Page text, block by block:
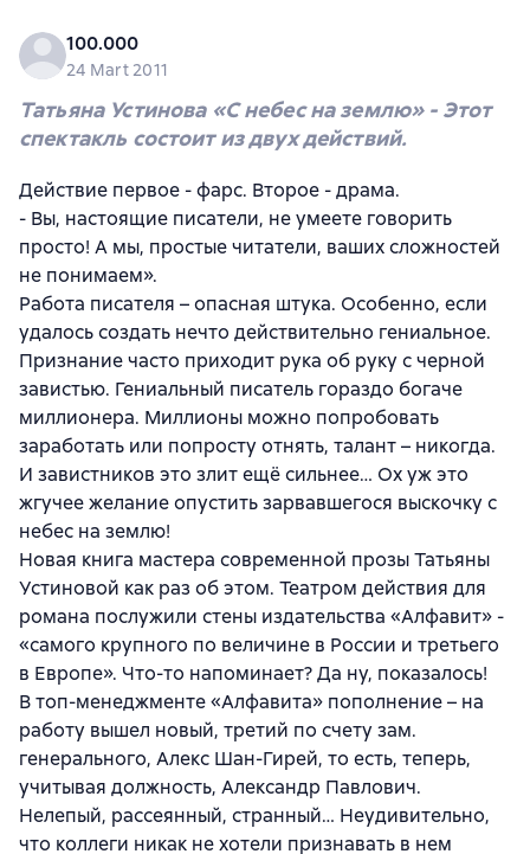
100.000
24 Mart 2011
Татьяна Устинова «С небес на землю» - Этот
спектакль состоит из двух действий.
Действие первое - фарс. Второе - драма.
- Вы, настоящие писатели, не умеете говорить
просто! А мы, простые читатели, ваших сложностей
не понимаем».
Работа писателя – опасная штука. Особенно, если
удалось создать нечто действительно гениальное.
Признание часто приходит рука об руку с черной
завистью. Гениальный писатель гораздо богаче
миллионера. Миллионы можно попробовать
заработать или попросту отнять, талант – никогда.
И завистников это злит ещё сильнее… Ох уж это
жгучее желание опустить зарвавшегося выскочку с
небес на землю!
Новая книга мастера современной прозы Татьяны
Устиновой как раз об этом. Театром действия для
романа послужили стены издательства «Алфавит» -
«самого крупного по величине в России и третьего
в Европе». Что-то напоминает? Да ну, показалось!
В топ-менеджменте «Алфавита» пополнение – на
работу вышел новый, третий по счету зам.
генерального, Алекс Шан-Гирей, то есть, теперь,
учитывая должность, Александр Павлович.
Нелепый, рассеянный, странный… Неудивительно,
что коллеги никак не хотели признавать в нем